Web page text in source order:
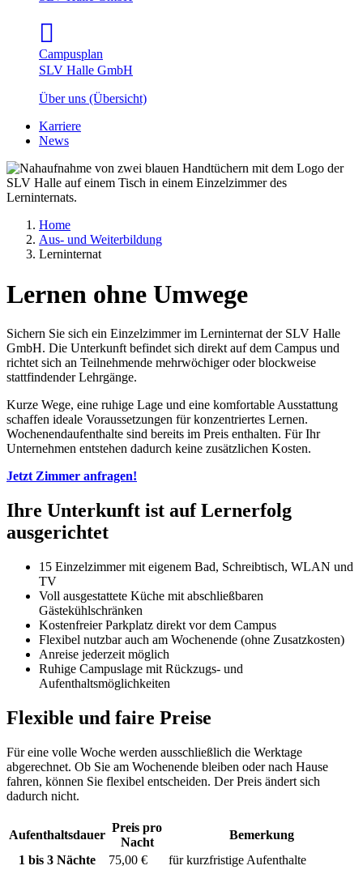
Campusplan
SLV Halle GmbH
Über uns (Übersicht)
Karriere
News
Home
Aus- und Weiterbildung
Lerninternat
Lernen ohne Umwege
Sichern Sie sich ein Einzelzimmer im Lerninternat der SLV Halle
GmbH. Die Unterkunft befindet sich direkt auf dem Campus und
richtet sich an Teilnehmende mehrwöchiger oder blockweise
stattfindender Lehrgänge.
Kurze Wege, eine ruhige Lage und eine komfortable Ausstattung
schaffen ideale Voraussetzungen für konzentriertes Lernen.
Wochenendaufenthalte sind bereits im Preis enthalten. Für Ihr
Unternehmen entstehen dadurch keine zusätzlichen Kosten.
Jetzt Zimmer anfragen!
Ihre Unterkunft ist auf Lernerfolg
ausgerichtet
15 Einzelzimmer mit eigenem Bad, Schreibtisch, WLAN und
TV
Voll ausgestattete Küche mit abschließbaren
Gästekühlschränken
Kostenfreier Parkplatz direkt vor dem Campus
Flexibel nutzbar auch am Wochenende (ohne Zusatzkosten)
Anreise jederzeit möglich
Ruhige Campuslage mit Rückzugs- und
Aufenthaltsmöglichkeiten
Flexible und faire Preise
Für eine volle Woche werden ausschließlich die Werktage
abgerechnet. Ob Sie am Wochenende bleiben oder nach Hause
fahren, können Sie flexibel entscheiden. Der Preis ändert sich
dadurch nicht.
Aufenthaltsdauer
Preis pro
Nacht
Bemerkung
1 bis 3 Nächte
75,00 € für kurzfristige Aufenthalte